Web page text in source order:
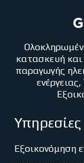
κατασκευή
παραγωγής
Υπηρεσίες
Εξοικονόμηση